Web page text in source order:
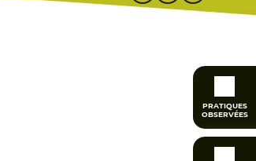
PRATIQUES
OBSERVÉES